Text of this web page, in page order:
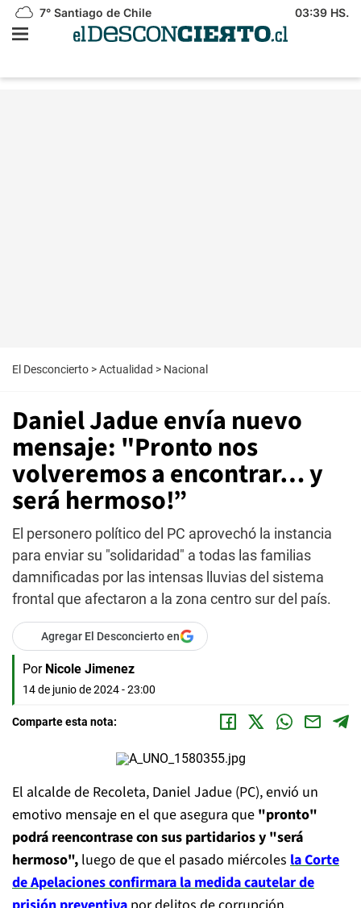
7° Santiago de Chile 03:39 HS.
El Desconcierto >Actualidad > Nacional
Daniel Jadue envía nuevo
mensaje: "Pronto nos
volveremos a encontrar… y
será hermoso!”
El personero político del PC aprovechó la instancia
para enviar su "solidaridad" a todas las familias
damnificadas por las intensas lluvias del sistema
frontal que afectaron a la zona centro sur del país.
Agregar El Desconcierto en
Por Nicole Jimenez
14 de junio de 2024 - 23:00
Comparte esta nota:
El alcalde de Recoleta, Daniel Jadue (PC), envió un
emotivo mensaje en el que asegura que "pronto"
podrá reencontrase con sus partidarios y "será
hermoso", luego de que el pasado miércoles la Corte
de Apelaciones confirmara la medida cautelar de